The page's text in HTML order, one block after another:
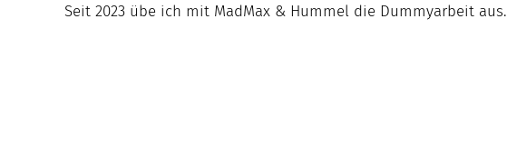
Seit 2023 übe ich mit MadMax & Hummel die Dummyarbeit aus.